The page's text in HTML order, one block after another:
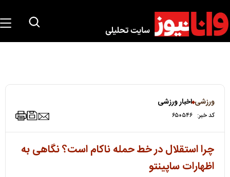
ورزشی اخبار ورزشی
کد خبر: ۶۵۰۵۴۶
چرا استقلال در خط حمله ناکام است؟ نگاهی به
اظهارات ساپینتو